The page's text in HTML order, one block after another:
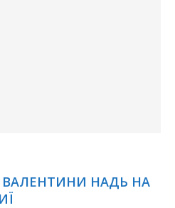
НАДЬ НА